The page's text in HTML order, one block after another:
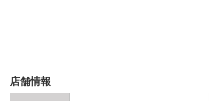
店舗情報